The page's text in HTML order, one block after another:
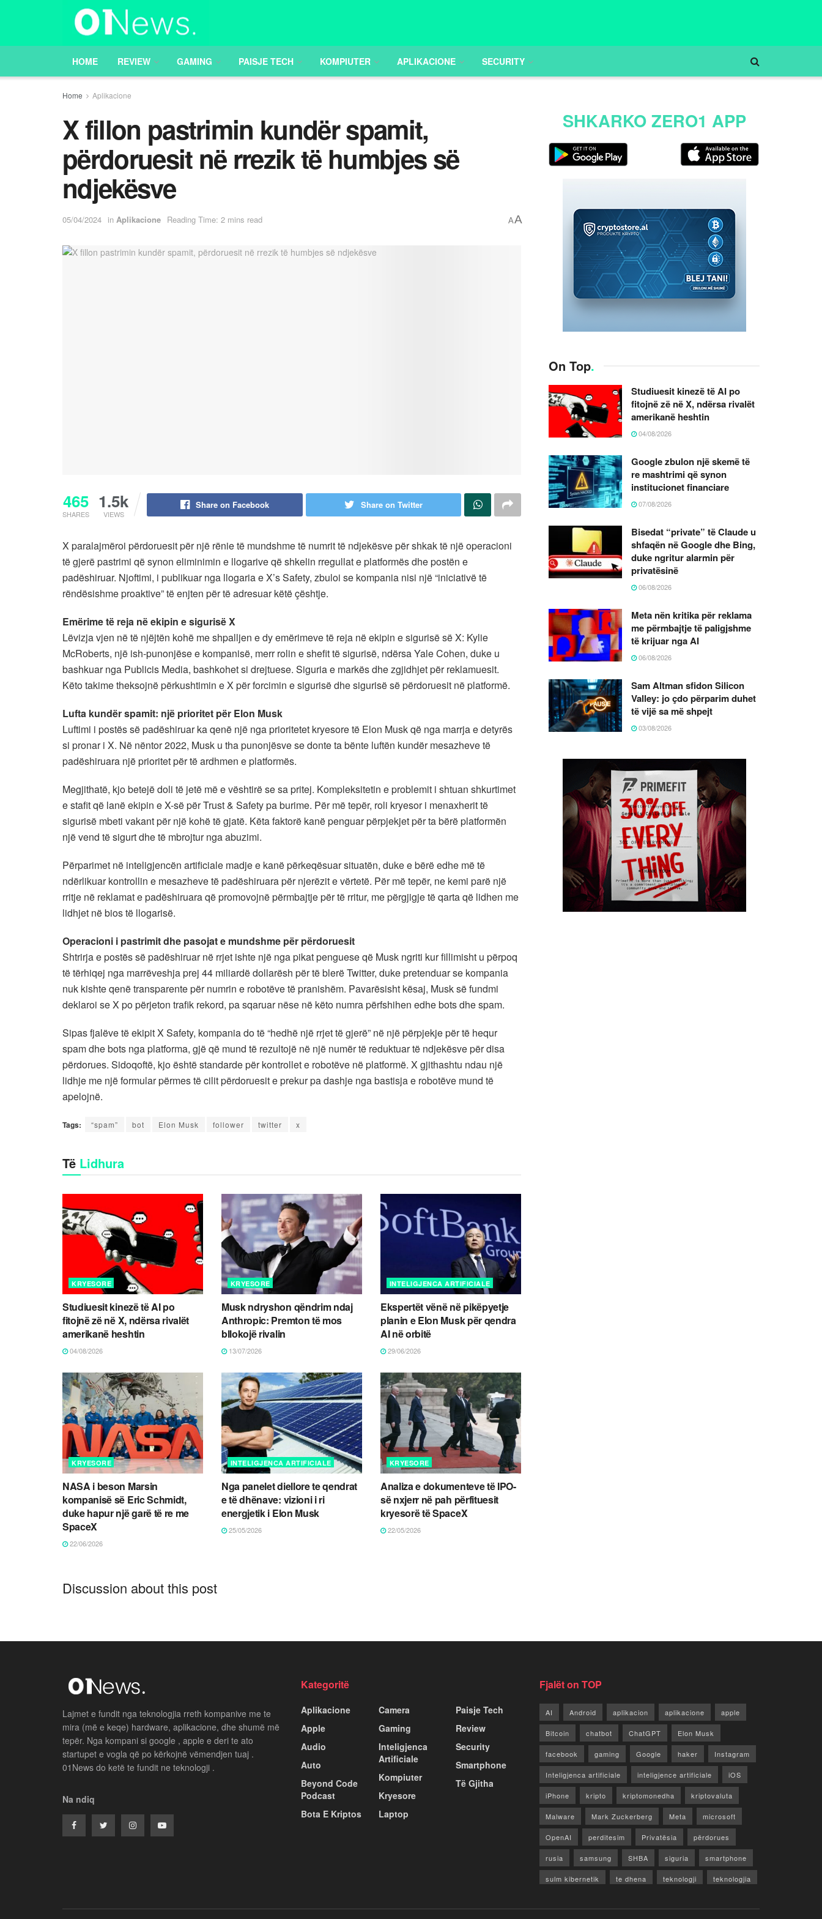
HOME REVIEW GAMING PAISJE TECH KOMPIUTER APLIKACIONE SECURITY
Home Aplikacione
X fillon pastrimin kundër spamit,
përdoruesit në rrezik të humbjes së
ndjekësve
05/04/2024 in Aplikacione Reading Time: 2 mins read AA
465
SHARES
1.5k
VIEWS
Share on Facebook Share on Twitter
X paralajmëroi përdoruesit për një rënie të mundshme të numrit të ndjekësve për shkak të një operacioni
të gjerë pastrimi që synon eliminimin e llogarive që shkelin rregullat e platformës dhe postën e
padëshiruar. Njoftimi, i publikuar nga llogaria e X’s Safety, zbuloi se kompania nisi një “iniciativë të
rëndësishme proaktive” të enjten për të adresuar këtë çështje.
Emërime të reja në ekipin e sigurisë X
Lëvizja vjen në të njëjtën kohë me shpalljen e dy emërimeve të reja në ekipin e sigurisë së X: Kylie
McRoberts, një ish-punonjëse e kompanisë, merr rolin e shefit të sigurisë, ndërsa Yale Cohen, duke u
bashkuar nga Publicis Media, bashkohet si drejtuese. Siguria e markës dhe zgjidhjet për reklamuesit.
Këto takime theksojnë përkushtimin e X për forcimin e sigurisë dhe sigurisë së përdoruesit në platformë.
Lufta kundër spamit: një prioritet për Elon Musk
Luftimi i postës së padëshiruar ka qenë një nga prioritetet kryesore të Elon Musk që nga marrja e detyrës
si pronar i X. Në nëntor 2022, Musk u tha punonjësve se donte ta bënte luftën kundër mesazheve të
padëshiruara një prioritet për të ardhmen e platformës.
Megjithatë, kjo betejë doli të jetë më e vështirë se sa pritej. Kompleksitetin e problemit i shtuan shkurtimet
e stafit që lanë ekipin e X-së për Trust & Safety pa burime. Për më tepër, roli kryesor i menaxherit të
sigurisë mbeti vakant për një kohë të gjatë. Këta faktorë kanë penguar përpjekjet për ta bërë platformën
një vend të sigurt dhe të mbrojtur nga abuzimi.
Përparimet në inteligjencën artificiale madje e kanë përkeqësuar situatën, duke e bërë edhe më të
ndërlikuar kontrollin e mesazheve të padëshiruara për njerëzit e vërtetë. Për më tepër, ne kemi parë një
rritje në reklamat e padëshiruara që promovojnë përmbajtje për të rritur, me përgjigje të qarta që lidhen me
lidhjet në bios të llogarisë.
Operacioni i pastrimit dhe pasojat e mundshme për përdoruesit
Shtrirja e postës së padëshiruar në rrjet ishte një nga pikat penguese që Musk ngriti kur fillimisht u përpoq
të tërhiqej nga marrëveshja prej 44 miliardë dollarësh për të blerë Twitter, duke pretenduar se kompania
nuk kishte qenë transparente për numrin e robotëve të pranishëm. Pavarësisht kësaj, Musk së fundmi
deklaroi se X po përjeton trafik rekord, pa sqaruar nëse në këto numra përfshihen edhe bots dhe spam.
Sipas fjalëve të ekipit X Safety, kompania do të “hedhë një rrjet të gjerë” në një përpjekje për të hequr
spam dhe bots nga platforma, gjë që mund të rezultojë në një numër të reduktuar të ndjekësve për disa
përdorues. Sidoqoftë, kjo është standarde për kontrollet e robotëve në platformë. X gjithashtu ndau një
lidhje me një formular përmes të cilit përdoruesit e prekur pa dashje nga bastisja e robotëve mund të
apelojnë.
Tags: “spam” bot Elon Musk follower twitter x
Të Lidhura
KRYESORE
Studiuesit kinezë të AI po
fitojnë zë në X, ndërsa rivalët
amerikanë heshtin
04/08/2026
KRYESORE
Musk ndryshon qëndrim ndaj
Anthropic: Premton të mos
bllokojë rivalin
13/07/2026
INTELIGJENCA ARTIFICIALE
Ekspertët vënë në pikëpyetje
planin e Elon Musk për qendra
AI në orbitë
29/06/2026
KRYESORE
NASA i beson Marsin
kompanisë së Eric Schmidt,
duke hapur një garë të re me
SpaceX
22/06/2026
INTELIGJENCA ARTIFICIALE
Nga panelet diellore te qendrat
e të dhënave: vizioni i ri
energjetik i Elon Musk
25/05/2026
KRYESORE
Analiza e dokumenteve të IPO-
së nxjerr në pah përfituesit
kryesorë të SpaceX
22/05/2026
Discussion about this post
SHKARKO ZERO1 APP
On Top.
Studiuesit kinezë të AI po
fitojnë zë në X, ndërsa rivalët
amerikanë heshtin
04/08/2026
Google zbulon një skemë të
re mashtrimi që synon
institucionet financiare
07/08/2026
Bisedat “private” të Claude u
shfaqën në Google dhe Bing,
duke ngritur alarmin për
privatësinë
06/08/2026
Meta nën kritika për reklama
me përmbajtje të paligjshme
të krijuar nga AI
06/08/2026
Sam Altman sfidon Silicon
Valley: jo çdo përparim duhet
të vijë sa më shpejt
03/08/2026
Lajmet e fundit nga teknologjia rreth kompanive me te
mira (më e keqe) hardware, aplikacione, dhe shumë më
tepër. Nga kompani si google , apple e deri te ato
startupet e vogla që po kërkojnë vëmendjen tuaj .
01News do ketë te fundit ne teknologji .
Na ndiq
Kategoritë
Aplikacione
Apple
Audio
Auto
Beyond Code
Podcast
Bota E Kriptos
Camera
Gaming
Inteligjenca
Artificiale
Kompiuter
Kryesore
Laptop
Paisje Tech
Review
Security
Smartphone
Të Gjitha
Fjalët on TOP
AI Android aplikacion aplikacione apple
Bitcoin chatbot ChatGPT Elon Musk
facebook gaming Google haker Instagram
Inteligjenca artificiale inteligjence artificiale iOS
iPhone kripto kriptomonedha kriptovaluta
Malware Mark Zuckerberg Meta microsoft
OpenAI perditesim Privatësia përdorues
rusia samsung SHBA siguria smartphone
sulm kibernetik te dhena teknologji teknologjia